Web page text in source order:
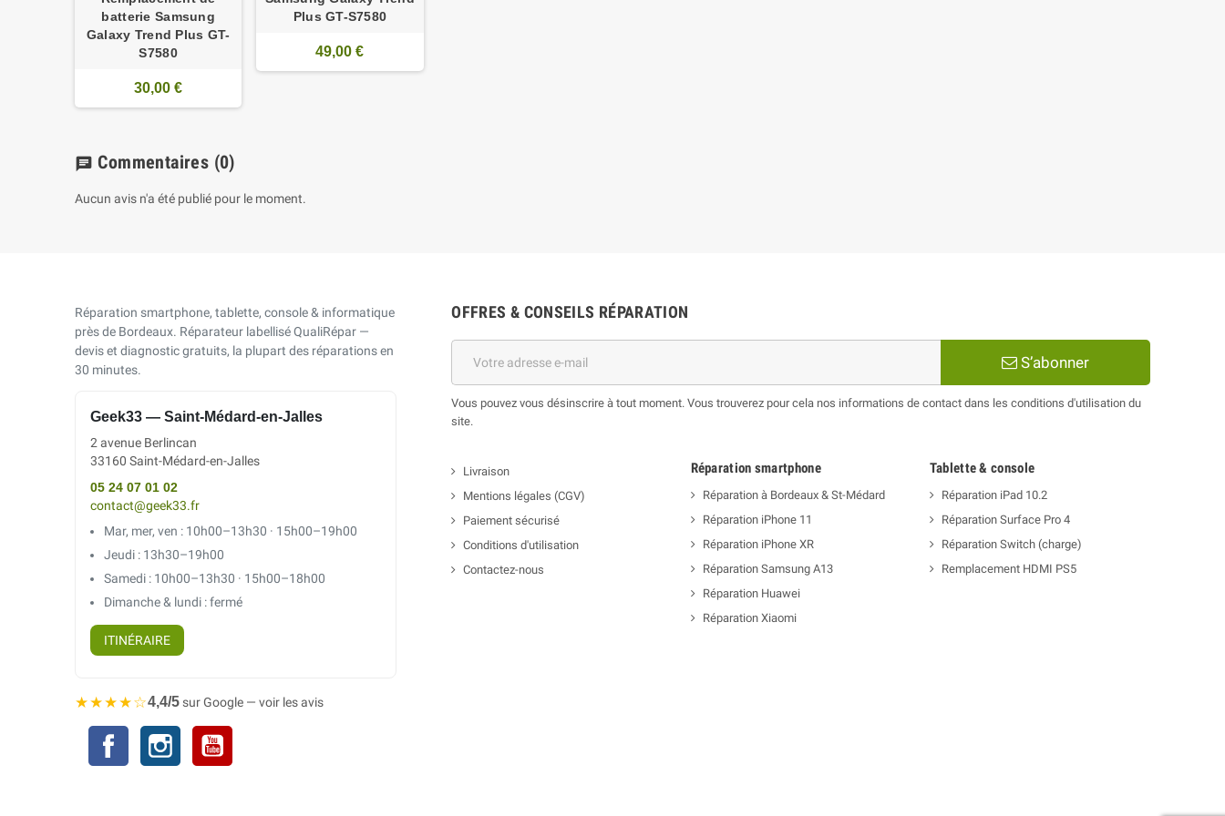
batterie Samsung
Galaxy Trend Plus GT-
S7580
30,00 €
Plus GT-S7580
49,00 €
chat Commentaires (0)
Aucun avis n'a été publié pour le moment.
Réparation smartphone, tablette, console & informatique
près de Bordeaux. Réparateur labellisé QualiRépar —
devis et diagnostic gratuits, la plupart des réparations en
30 minutes.
Geek33 — Saint-Médard-en-Jalles
2 avenue Berlincan
33160 Saint-Médard-en-Jalles
05 24 07 01 02
contact@geek33.fr
Mar, mer, ven : 10h00–13h30 · 15h00–19h00
Jeudi : 13h30–19h00
Samedi : 10h00–13h30 · 15h00–18h00
Dimanche & lundi : fermé
ITINÉRAIRE
★★★★☆4,4/5sur Google — voir les avis
Facebook Instagram
OFFRES & CONSEILS RÉPARATION
S’abonner
Vous pouvez vous désinscrire à tout moment. Vous trouverez pour cela nos informations de contact dans les conditions d'utilisation du
site.
Livraison
Mentions légales (CGV)
Paiement sécurisé
Conditions d'utilisation
Contactez-nous
Réparation smartphone
Réparation à Bordeaux & St-Médard
Réparation iPhone 11
Réparation iPhone XR
Réparation Samsung A13
Réparation Huawei
Réparation Xiaomi
Tablette & console
Réparation iPad 10.2
Réparation Surface Pro 4
Réparation Switch (charge)
Remplacement HDMI PS5